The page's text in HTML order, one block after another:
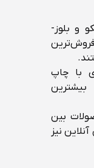
و بلوز-
با چاپ
بین
نیز